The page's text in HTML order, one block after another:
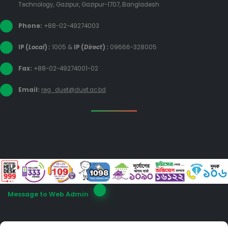
Technology, Gazipur, Gazipur-1707, Bangladesh
Phone: +88-02-49274003
IP (Local) : 1005 & IP (Direct) : 09666-328005
Fax: +88-02-49274001-02
Email: reg_duet@duet.ac.bd
Message to Web Admin